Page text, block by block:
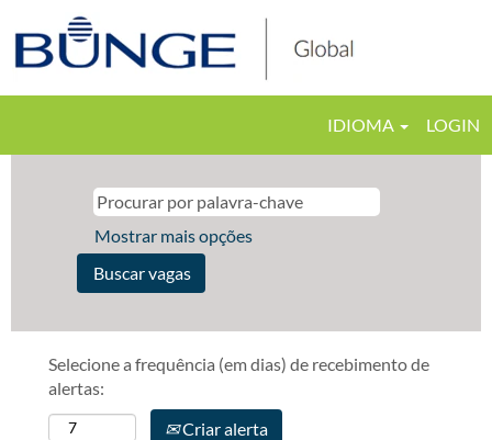
IDIOMA LOGIN
Mostrar mais opções
Selecione a frequência (em dias) de recebimento de
alertas:
Criar alerta